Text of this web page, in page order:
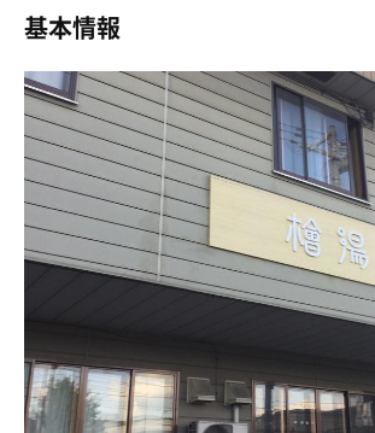
すが湿気があり，心拍数が順調に上がり
ょうか．
＃水風呂
なかなか冷たく，肌当たりの良い水で
えいればフローのある気持ち良い水風
も深さがあります．
＃ととのいスペース
露天スペースがないので浴室内で休憩
ん．ととのい椅子やベンチのようなも
連さんたちと観察すると，適当にお風
のでそれに習いました．なかなかにデ
体験しました．
で、わりと実家から近くにある檜湯に母
た。ほぼオープンと同時に入ることが
能できました。檜湯はリニューアルし
いになっていますが、スチームサウナ
ま、昭和の銭湯サウナを切り取ってそ
ようにあって、めちゃくちゃテンショ
ます。かなり年季の入ったスチームサ
けられますが、いざ起動するととても
上水が注がれていて、とても気持ちい
た。
そして水風呂は一人前の広さですが、
さもある、とてもいい水風呂でした。
を全開にして水を注いで、出る時は蛇口
しっかり3セット堪能してから内風呂
薬湯、バブルバス、ジェットバスが並ん
浴室は可愛らしい地元マダム一人とご
一通り入って、再度薬湯で湯通しして、
サウナ10-15分
水風呂（体感16℃）3-3分
上半身側がガラス張りで浴室や脱衣室
い入れるスチームサウナ
温度計が45℃、湿度60%は当てにならな
サウナはソロで、横にならないでと貼
脱衣室の時計が2セット目がガラスが
内時計、意外とずれてなかった
基本情報